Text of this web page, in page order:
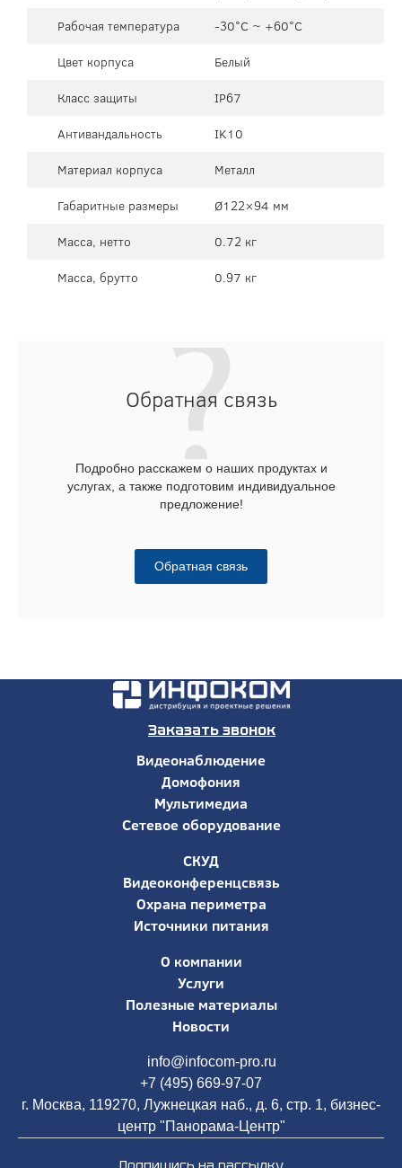
Рабочая температура
-30°C ~ +60°C
Цвет корпуса
Белый
Класс защиты
IP67
Антивандальность
IK10
Материал корпуса
Металл
Габаритные размеры
Ø122×94 мм
Масса, нетто
0.72 кг
Масса, брутто
0.97 кг
Обратная связь
Подробно расскажем о наших продуктах и
услугах, а также подготовим индивидуальное
предложение!
Обратная связь
Заказать звонок
Видеонаблюдение
Домофония
Мультимедиа
Сетевое оборудование
СКУД
Видеоконференцсвязь
Охрана периметра
Источники питания
О компании
Услуги
Полезные материалы
Новости
info@infocom-pro.ru
+7 (495) 669-97-07
г. Москва, 119270, Лужнецкая наб., д. 6, стр. 1, бизнес-
центр "Панорама-Центр"